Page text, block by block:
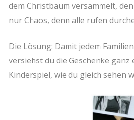
dem Christbaum versammelt,
nur Chaos, denn alle rufen
Die Lösung: Damit jedem
versiehst du die Geschenke
Kinderspiel, wie du gleich sehen